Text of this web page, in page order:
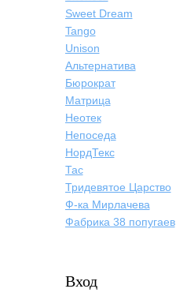
Sweet Dream
Tango
Unison
Альтернатива
Бюрократ
Матрица
Неотек
Непоседа
НордТекс
Тас
Тридевятое Царство
Ф-ка Мирлачева
Фабрика 38 попугаев
Вход